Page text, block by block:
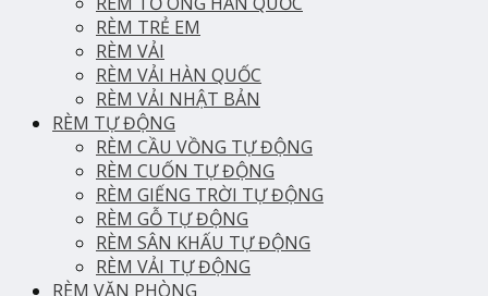
RÈM TRẺ EM
RÈM VẢI
RÈM VẢI HÀN QUỐC
RÈM VẢI NHẬT BẢN
RÈM TỰ ĐỘNG
RÈM CẦU VỒNG TỰ ĐỘNG
RÈM CUỐN TỰ ĐỘNG
RÈM GIẾNG TRỜI TỰ ĐỘNG
RÈM GỖ TỰ ĐỘNG
RÈM SÂN KHẤU TỰ ĐỘNG
RÈM VẢI TỰ ĐỘNG
RÈM VĂN PHÒNG